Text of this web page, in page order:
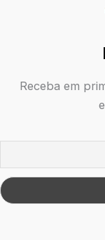
Receba em